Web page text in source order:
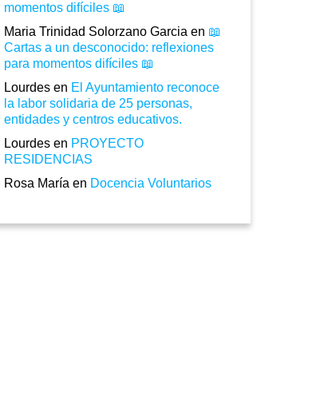
momentos difíciles 📖
Maria Trinidad Solorzano Garcia en 📖
Cartas a un desconocido: reflexiones
para momentos difíciles 📖
Lourdes en El Ayuntamiento reconoce
la labor solidaria de 25 personas,
entidades y centros educativos.
Lourdes en PROYECTO
RESIDENCIAS
Rosa María en Docencia Voluntarios